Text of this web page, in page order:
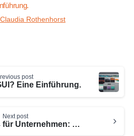
Claudia Rothenhorst
post
Eine Einführung.
Next post
Public Clouds für Unternehmen: Ein Zukunftsmodell für die IT